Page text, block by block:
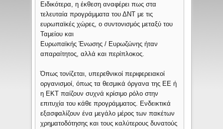
Ειδικότερα, η έκθεση αναφέρει πως στα
τελευταία προγράμματα του ΔΝΤ με τις
ευρωπαϊκές χώρες, ο συντονισμός μεταξύ του
Ταμείου και
Ευρωπαϊκής Ένωσης / Ευρωζώνης ήταν
απαραίτητος, αλλά και περίπλοκος.
Όπως τονίζεται, υπερεθνικοί περιφερειακοί
οργανισμοί, όπως τα θεσμικά όργανα της ΕΕ ή
η ΕΚΤ παίζουν συχνά κρίσιμο ρόλο στην
επιτυχία του κάθε προγράμματος. Ενδεικτικά
εξασφαλίζουν ένα μεγάλο μέρος των πακέτων
χρηματοδότησης και τους καλύτερους δυνατούς